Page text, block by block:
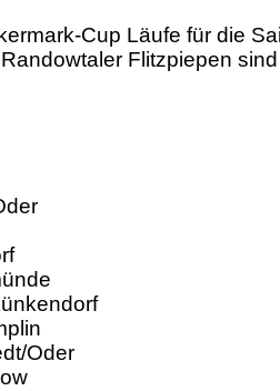
Cup Läufe für die
Flitzpiepen
Oder